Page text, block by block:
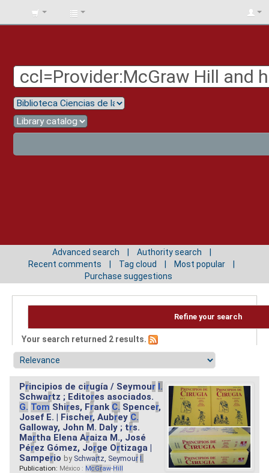
BIBLIOTECA
Advanced search
Authority search
Recent comments
Tag cloud
Most popular
Purchase suggestions
Refine your search
Your search returned 2 results.
Principios de cirugía / Seymour I.
Schwartz ; Editores asociados.
G. Tom Shires, Frank C. Spencer,
Josef E. | Fischer, Aubrey C.
Galloway, John M. Daly ; trs.
Martha Elena Araiza M., José
Pérez Gómez, Jorge Ortizaga |
Samperio by Schwartz, Seymour I.
Publication: México : McGraw-Hill